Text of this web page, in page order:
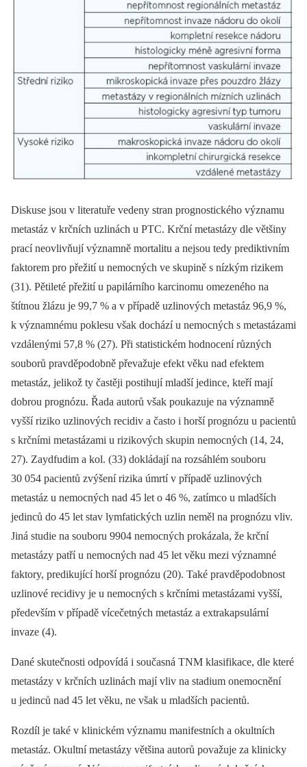
Diskuse jsou v literatuře vedeny stran prognostického významu
metastáz v krčních uzlinách u PTC. Krční metastázy dle většiny
prací neovlivňují významně mortalitu a nejsou tedy prediktivním
faktorem pro přežití u nemocných ve skupině s nízkým rizikem
(31). Pětileté přežití u papilárního karcinomu omezeného na
štítnou žlázu je 99,7 % a v případě uzlinových metastáz 96,9 %,
k významnému poklesu však dochází u nemocných s metastázami
vzdálenými 57,8 % (27). Při statistickém hodnocení různých
souborů pravděpodobně převažuje efekt věku nad efektem
metastáz, jelikož ty častěji postihují mladší jedince, kteří mají
dobrou prognózu. Řada autorů však poukazuje na významně
vyšší riziko uzlinových recidiv a často i horší prognózu u pacientů
s krčními metastázami u rizikových skupin nemocných (14, 24,
27). Zaydfudim a kol. (33) dokládají na rozsáhlém souboru
30 054 pacientů zvýšení rizika úmrtí v případě uzlinových
metastáz u nemocných nad 45 let o 46 %, zatímco u mladších
jedinců do 45 let stav lymfatických uzlin neměl na prognózu vliv.
Jiná studie na souboru 9904 nemocných prokázala, že krční
metastázy patří u nemocných nad 45 let věku mezi významné
faktory, predikující horší prognózu (20). Také pravděpodobnost
uzlinové recidivy je u nemocných s krčními metastázami vyšší,
především v případě vícečetných metastáz a extrakapsulární
invaze (4).
Dané skutečnosti odpovídá i současná TNM klasifikace, dle které
metastázy v krčních uzlinách mají vliv na stadium onemocnění
u jedinců nad 45 let věku, ne však u mladších pacientů.
Rozdíl je také v klinickém významu manifestních a okultních
metastáz. Okultní metastázy většina autorů považuje za klinicky